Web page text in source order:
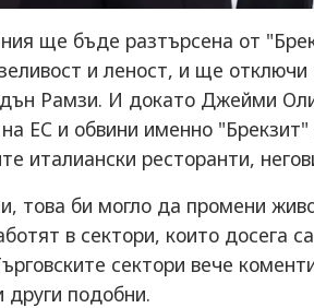
ще бъде разтърсена от
и леност, и ще
Рамзи. И докато Джейми
ЕС и обвини именно
италиански ресторанти,
това би могло да промени
в сектори, които досега
сектори вече
други подобни.